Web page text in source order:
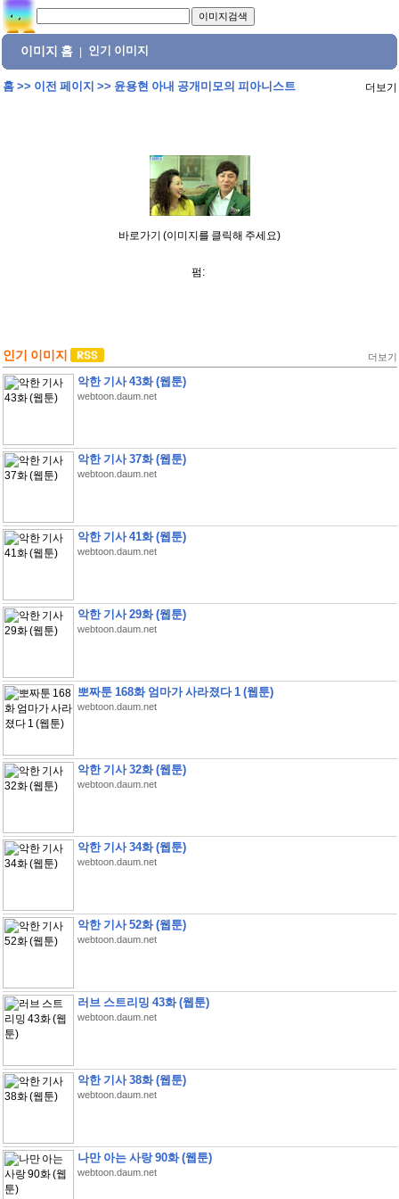
이미지 홈 인기 이미지
홈>> 이전 페이지 >> 윤용현 아내 공개미모의 피아니스트 더보기
바로가기 (이미지를 클릭해 주세요)
펌:
인기 이미지 더보기
악한 기사 43화 (웹툰)
webtoon.daum.net
악한 기사 37화 (웹툰)
webtoon.daum.net
악한 기사 41화 (웹툰)
webtoon.daum.net
악한 기사 29화 (웹툰)
webtoon.daum.net
뽀짜툰 168화 엄마가 사라졌다 1 (웹툰)
webtoon.daum.net
악한 기사 32화 (웹툰)
webtoon.daum.net
악한 기사 34화 (웹툰)
webtoon.daum.net
악한 기사 52화 (웹툰)
webtoon.daum.net
러브 스트리밍 43화 (웹툰)
webtoon.daum.net
악한 기사 38화 (웹툰)
webtoon.daum.net
나만 아는 사랑 90화 (웹툰)
webtoon.daum.net